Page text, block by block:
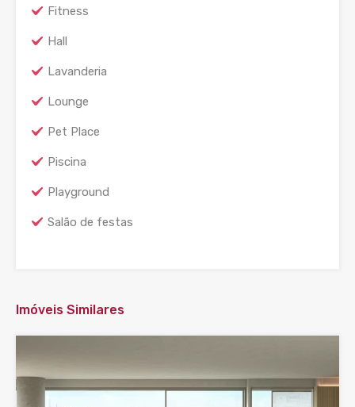
Fitness
Hall
Lavanderia
Lounge
Pet Place
Piscina
Playground
Salão de festas
Imóveis Similares